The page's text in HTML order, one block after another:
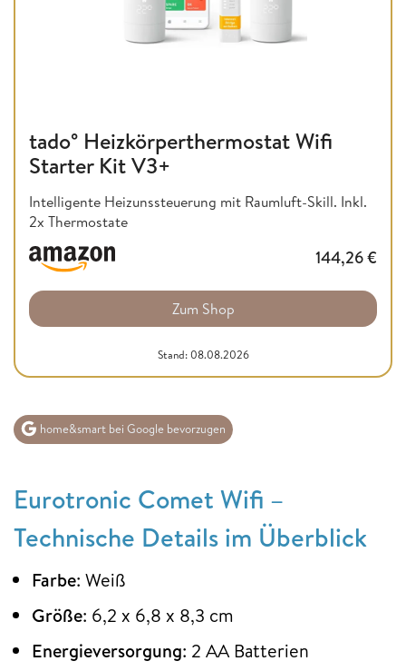
tado° Heizkörperthermostat Wifi
Starter Kit V3+
Intelligente Heizunssteuerung mit Raumluft-Skill. Inkl.
2x Thermostate
144,26€
Zum Shop
Stand: 08.08.2026
home&smart bei Google bevorzugen
Eurotronic Comet Wifi –
Technische Details im Überblick
Farbe: Weiß
Größe: 6,2 x 6,8 x 8,3 cm
Energieversorgung: 2 AA Batterien